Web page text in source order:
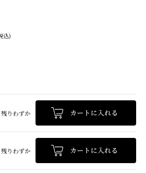
込)
残りわずか
残りわずか